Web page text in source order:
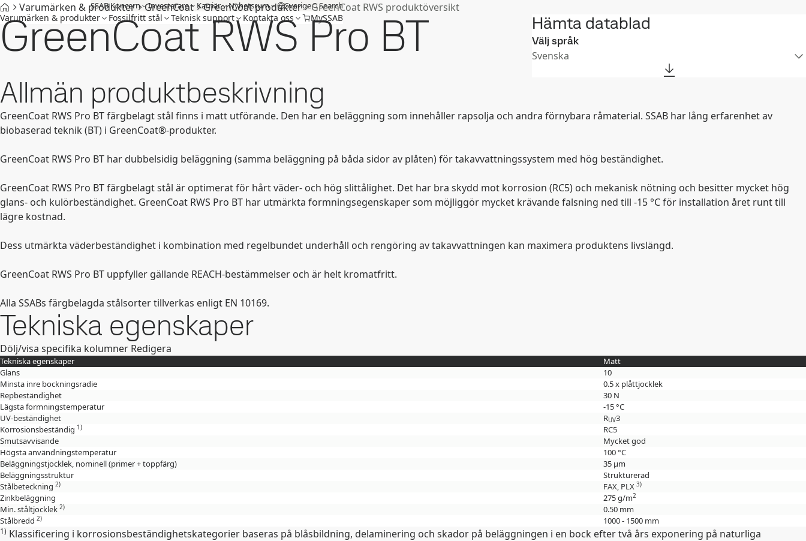
SSAB Koncern Investerare Karriär Nyhetsrum Sverige Search
Varumärken & produkter Fossilfritt stål Teknisk support Kontakta oss MySSAB
Varumärken & produkter GreenCoat GreenCoat produkter GreenCoat RWS produktöversikt
GreenCoat RWS Pro BT Hämta datablad
Välj språk
Svenska
Allmän produktbeskrivning
GreenCoat RWS Pro BT färgbelagt stål finns i matt utförande. Den har en beläggning som innehåller rapsolja och andra förnybara råmaterial. SSAB har lång erfarenhet av
biobaserad teknik (BT) i GreenCoat®-produkter.
GreenCoat RWS Pro BT har dubbelsidig beläggning (samma beläggning på båda sidor av plåten) för takavvattningssystem med hög beständighet.
GreenCoat RWS Pro BT färgbelagt stål är optimerat för hårt väder- och hög slittålighet. Det har bra skydd mot korrosion (RC5) och mekanisk nötning och besitter mycket hög
glans- och kulörbeständighet. GreenCoat RWS Pro BT har utmärkta formningsegenskaper som möjliggör mycket krävande falsning ned till -15 °C för installation året runt till
lägre kostnad.
Dess utmärkta väderbeständighet i kombination med regelbundet underhåll och rengöring av takavvattningen kan maximera produktens livslängd.
GreenCoat RWS Pro BT uppfyller gällande REACH-bestämmelser och är helt kromatfritt.
Alla SSABs färgbelagda stålsorter tillverkas enligt EN 10169.
Tekniska egenskaper
Dölj/visa specifika kolumner Redigera
Tekniska egenskaper
Matt
Glans
10
Minsta inre bockningsradie
0.5 x plåttjocklek
Repbeständighet
30 N
Lägsta formningstemperatur
-15 °C
UV-beständighet
RUV3
Korrosionsbeständig 1)
RC5
Smutsavvisande
Mycket god
Högsta användningstemperatur
100 °C
Beläggningstjocklek, nominell (primer + toppfärg)
35 µm
Beläggningsstruktur
Strukturerad
Stålbeteckning 2) FAX, PLX 3)
Zinkbeläggning 275 g/m2
Min. ståltjocklek 2)
0.50 mm
Stålbredd 2) 1000 - 1500 mm
1) Klassificering i korrosionsbeständighetskategorier baseras på blåsbildning, delaminering och skador på beläggningen i en bock efter två års exponering på naturliga